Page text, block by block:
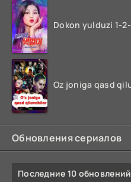
Обновления сериалов
Последние 10 обновлений